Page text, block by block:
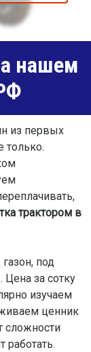
нашем
из первых
только.
трактором в
под
за сотку
изучаем
ценник
сложности
работать.